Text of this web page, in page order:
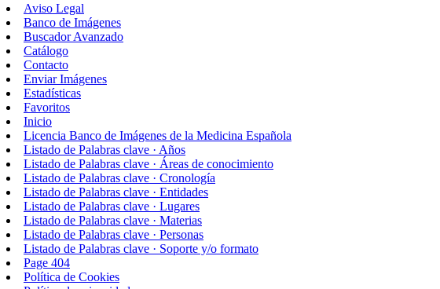
Aviso Legal
Banco de Imágenes
Buscador Avanzado
Catálogo
Contacto
Enviar Imágenes
Estadísticas
Favoritos
Inicio
Licencia Banco de Imágenes de la Medicina Española
Listado de Palabras clave · Años
Listado de Palabras clave · Áreas de conocimiento
Listado de Palabras clave · Cronología
Listado de Palabras clave · Entidades
Listado de Palabras clave · Lugares
Listado de Palabras clave · Materias
Listado de Palabras clave · Personas
Listado de Palabras clave · Soporte y/o formato
Page 404
Política de Cookies